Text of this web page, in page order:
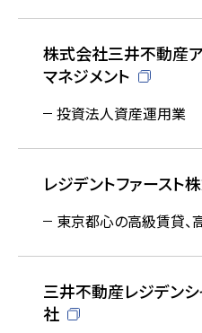
株式会社三井不動産ア
マネジメント
投資法人資産運用業
レジデントファースト
東京都心の高級賃貸、
三井不動産レジデン
社